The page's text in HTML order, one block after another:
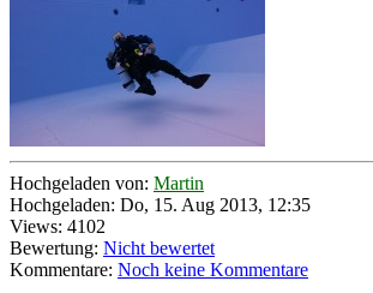
Hochgeladen von: Martin
Hochgeladen: Do, 15. Aug 2013, 12:35
Views: 4102
Bewertung: Nicht bewertet
Kommentare: Noch keine Kommentare